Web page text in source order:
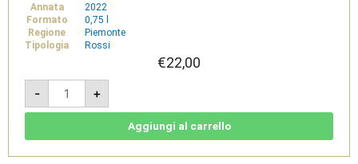
Annata
2022
Formato
0,75 l
Regione
Piemonte
Tipologia
Rossi
€22,00
-
Illegale
2022
-
Monferrato
-
+
Aggiungi al carrello